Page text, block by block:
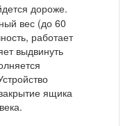
дороже.
вес (до 60
работает
выдвинуть
ящика